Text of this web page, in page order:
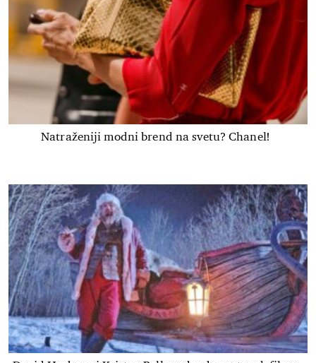
Natraženiji modni brend na svetu? Chanel!